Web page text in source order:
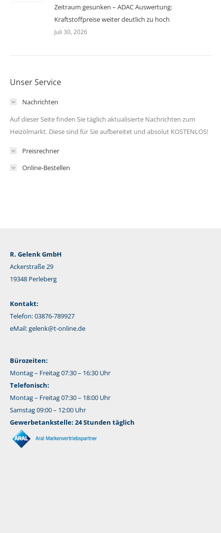
Zeitraum gesunken – ADAC Auswertung:
Kraftstoffpreise weiter deutlich zu hoch
Juli 30, 2026
Unser Service
Nachrichten
Auf dieser Seite finden Sie täglich aktualisierte Nachrichten zum
Heizölmarkt. Diese sind für Sie aufbereitet und absolut KOSTENLOS!
Preisrechner
Online-Bestellen
R. Gelenk GmbH
Ackerstraße 29
19348 Perleberg
Kontakt:
Telefon: 03876-789927
eMail:gelenk@t-online.de
Bürozeiten:
Montag – Freitag 07:30 – 16:30 Uhr
Telefonisch:
Montag – Freitag 07:30 – 18:00 Uhr
Samstag 09:00 – 12:00 Uhr
Gewerbetankstelle: 24 Stunden täglich